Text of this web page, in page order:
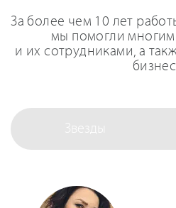
За более чем 10 лет
мы помогли
и их сотрудниками, а
Звезды